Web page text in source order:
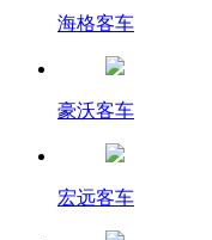
海格客车
豪沃客车
宏远客车